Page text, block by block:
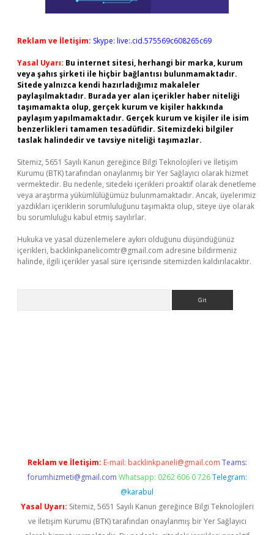
Reklam ve İletişim: Skype: live:.cid.575569c608265c69
Yasal Uyarı: Bu internet sitesi, herhangi bir marka, kurum
veya şahıs şirketi ile hiçbir bağlantısı bulunmamaktadır.
Sitede yalnızca kendi hazırladığımız makaleler
paylaşılmaktadır. Burada yer alan içerikler haber niteliği
taşımamakta olup, gerçek kurum ve kişiler hakkında
paylaşım yapılmamaktadır. Gerçek kurum ve kişiler ile isim
benzerlikleri tamamen tesadüfidir. Sitemizdeki bilgiler
taslak halindedir ve tavsiye niteliği taşımazlar.
Sitemiz, 5651 Sayılı Kanun gereğince Bilgi Teknolojileri ve İletişim
Kurumu (BTK) tarafından onaylanmış bir Yer Sağlayıcı olarak hizmet
vermektedir. Bu nedenle, sitedeki içerikleri proaktif olarak denetleme
veya araştırma yükümlülüğümüz bulunmamaktadır. Ancak, üyelerimiz
yazdıkları içeriklerin sorumluluğunu taşımakta olup, siteye üye olarak
bu sorumluluğu kabul etmiş sayılırlar.
Hukuka ve yasal düzenlemelere aykırı olduğunu düşündüğünüz
içerikleri, backlinkpanelicomtr@gmail.com adresine bildirmeniz
halinde, ilgili içerikler yasal süre içerisinde sitemizden kaldırılacaktır.
Reklam ve İletişim: E-mail: backlinkpaneli@gmail.com Teams:
forumhizmeti@gmail.com Whatsapp: 0262 606 0 726 Telegram:
@karabul
Yasal Uyarı: Sitemiz, 5651 Sayılı Kanun gereğince Bilgi Teknolojileri
ve İletişim Kurumu (BTK) tarafından onaylanmış bir Yer Sağlayıcı